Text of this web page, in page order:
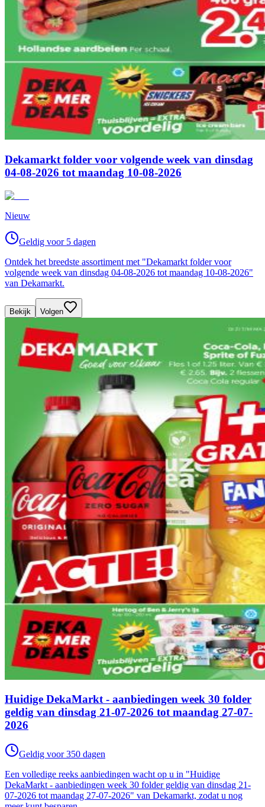
Dekamarkt folder voor volgende week van dinsdag
04-08-2026 tot maandag 10-08-2026
Nieuw
Geldig voor 5 dagen
Ontdek het breedste assortiment met "Dekamarkt folder voor
volgende week van dinsdag 04-08-2026 tot maandag 10-08-2026"
van Dekamarkt.
Bekijk Volgen
Huidige DekaMarkt - aanbiedingen week 30 folder
geldig van dinsdag 21-07-2026 tot maandag 27-07-
2026
Geldig voor 350 dagen
Een volledige reeks aanbiedingen wacht op u in "Huidige
DekaMarkt - aanbiedingen week 30 folder geldig van dinsdag 21-
07-2026 tot maandag 27-07-2026" van Dekamarkt, zodat u nog